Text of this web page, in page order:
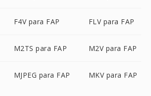
F4V para FAP FLV para FAP
M2TS para FAP M2V para FAP
MJPEG para FAP MKV para FAP